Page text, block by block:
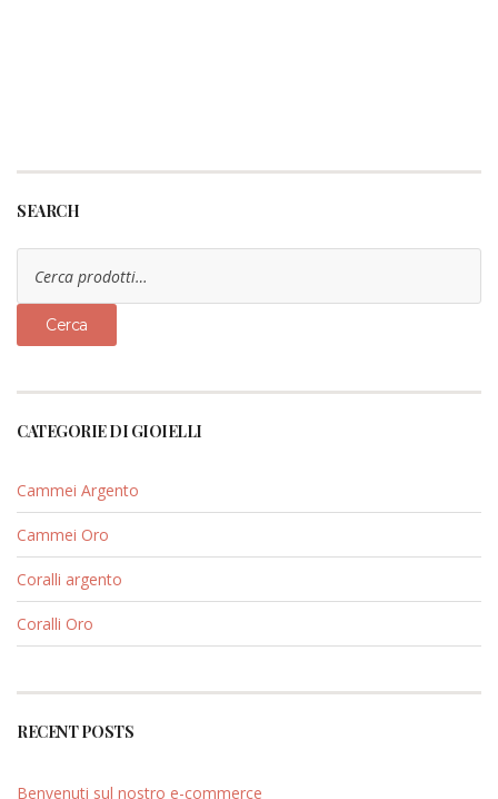
SEARCH
Cerca:
Cerca
CATEGORIE DI GIOIELLI
Cammei Argento
Cammei Oro
Coralli argento
Coralli Oro
RECENT POSTS
Benvenuti sul nostro e-commerce